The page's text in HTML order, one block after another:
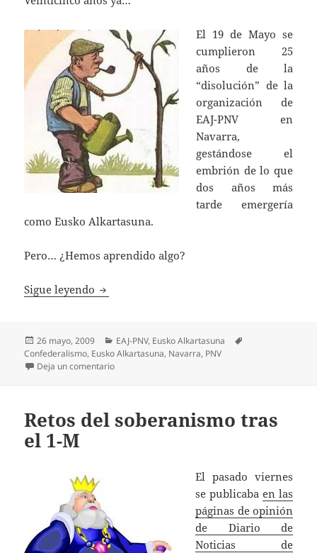
El 19 de Mayo se
cumplieron 25
años de la
“disolución” de la
organización de
EAJ-PNV en
Navarra,
gestándose el
embrión de lo que
dos años más
tarde emergería
como Eusko Alkartasuna.
Pero… ¿Hemos aprendido algo?
Sigue leyendo Veinticinco años después … ¿otro suicidio
Publicado
el
26 mayo, 2009 Categorías
EAJ-PNV, Eusko Alkartasuna
Confederalismo, Eusko Alkartasuna, Navarra, PNV
Deja un comentarioen Veinticinco años después … ¿otro suicidio
Retos del soberanismo tras
el 1-M
El pasado viernes
se publicaba en las
páginas de opinión
de Diario de
Noticias de